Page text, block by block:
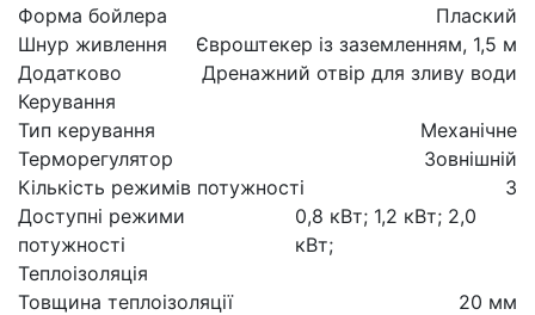
Форма бойлера
Плаский
Шнур живлення
Євроштекер із заземленням, 1,5 м
Додатково
Дренажний отвір для зливу води
Керування
Тип керування
Механічне
Терморегулятор
Зовнішній
Кількість режимів потужності
3
Доступні режими
потужності
0,8 кВт; 1,2 кВт; 2,0
кВт;
Теплоізоляція
Товщина теплоізоляції
20 мм